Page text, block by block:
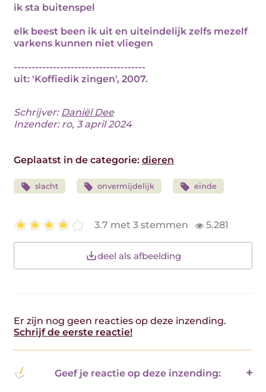
ik sta buitenspel
elk beest been ik uit en uiteindelijk zelfs mezelf
varkens kunnen niet vliegen
-------------------------------------
uit: 'Koffiedik zingen', 2007.
Schrijver: Daniël Dee
Inzender: ro, 3 april 2024
Geplaatst in de categorie: dieren
slacht onvermijdelijk einde
3.7 met 3 stemmen 5.281
deel als afbeelding
Er zijn nog geen reacties op deze inzending.
Schrijf de eerste reactie!
Geef je reactie op deze inzending: